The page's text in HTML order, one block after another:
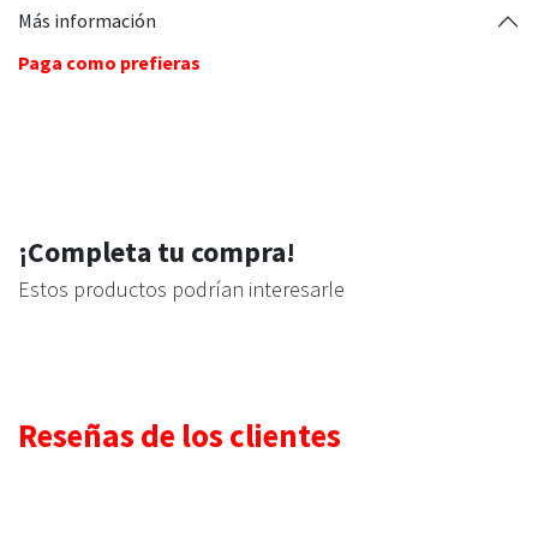
Más información
Paga como prefieras
¡Completa tu compra!
Estos productos podrían interesarle
Reseñas de los clientes